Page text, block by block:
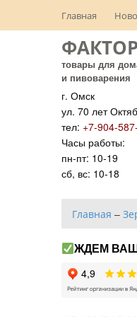
Главная
товары для
и пивоварения
г. Омск
ул. 70 лет
тел: +7-904-
Часы работы:
пн-пт: 10-19
сб, вс: 10-18
Главная –
ЖДЕМ